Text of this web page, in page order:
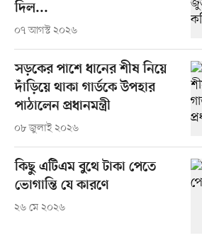
দিল...
০৭ আগস্ট ২০২৬
সড়কের পাশে ধানের শীষ নিয়ে
দাঁড়িয়ে থাকা গার্ডকে উপহার
পাঠালেন প্রধানমন্ত্রী
০৮ জুলাই ২০২৬
কিছু এটিএম বুথে টাকা পেতে
ভোগান্তি যে কারণে
২৬ মে ২০২৬